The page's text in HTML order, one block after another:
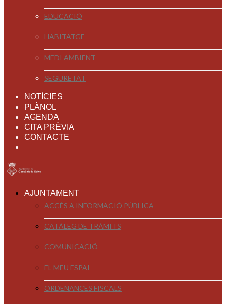
EDUCACIÓ
HABITATGE
MEDI AMBIENT
SEGURETAT
NOTÍCIES
PLÀNOL
AGENDA
CITA PRÈVIA
CONTACTE
AJUNTAMENT
ACCÉS A INFORMACIÓ PÚBLICA
CATÀLEG DE TRÀMITS
COMUNICACIÓ
EL MEU ESPAI
ORDENANCES FISCALS